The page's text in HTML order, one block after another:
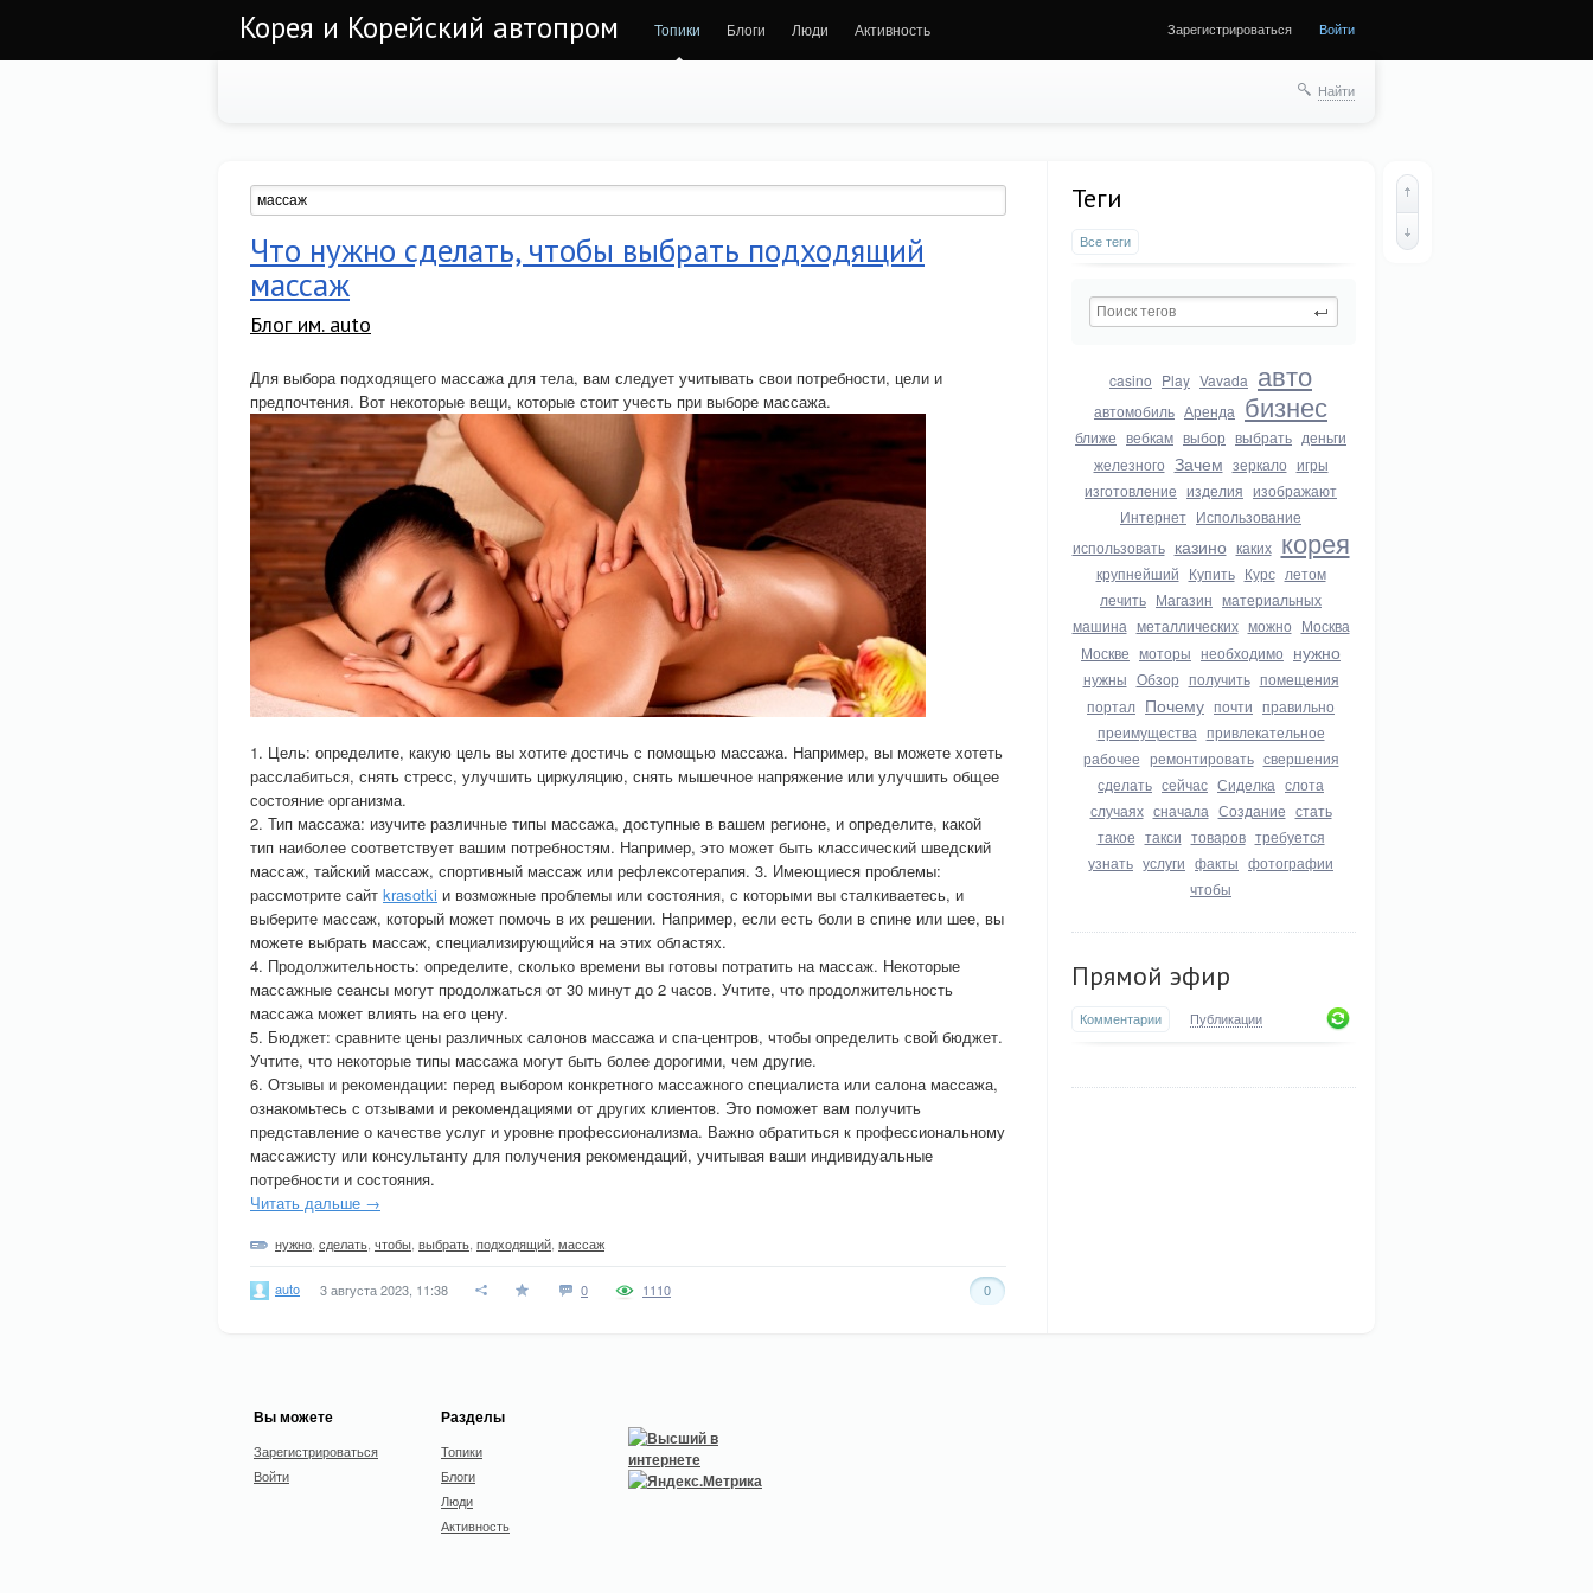
Корея и Корейский автопром Топики Блоги Люди Активность Зарегистрироваться Войти
Найти
Теги
Все теги
casino Play Vavada авто
автомобиль Аренда бизнес
ближе вебкам выбор выбрать деньги
железного Зачем зеркало игры
изготовление изделия изображают
Интернет Использование
использовать казино каких корея
крупнейший Купить Курс летом
лечить Магазин материальных
машина металлических можно Москва
Москве моторы необходимо нужно
нужны Обзор получить помещения
портал Почему почти правильно
преимущества привлекательное
рабочее ремонтировать свершения
сделать сейчас Сиделка слота
случаях сначала Создание стать
такое такси товаров требуется
узнать услуги факты фотографии
чтобы
Прямой эфир
Комментарии Публикации
Что нужно сделать, чтобы выбрать подходящий
массаж
Блог им. auto
Для выбора подходящего массажа для тела, вам следует учитывать свои потребности, цели и
предпочтения. Вот некоторые вещи, которые стоит учесть при выборе массажа.
1. Цель: определите, какую цель вы хотите достичь с помощью массажа. Например, вы можете хотеть
расслабиться, снять стресс, улучшить циркуляцию, снять мышечное напряжение или улучшить общее
состояние организма.
2. Тип массажа: изучите различные типы массажа, доступные в вашем регионе, и определите, какой
тип наиболее соответствует вашим потребностям. Например, это может быть классический шведский
массаж, тайский массаж, спортивный массаж или рефлексотерапия. 3. Имеющиеся проблемы:
рассмотрите сайт krasotki и возможные проблемы или состояния, с которыми вы сталкиваетесь, и
выберите массаж, который может помочь в их решении. Например, если есть боли в спине или шее, вы
можете выбрать массаж, специализирующийся на этих областях.
4. Продолжительность: определите, сколько времени вы готовы потратить на массаж. Некоторые
массажные сеансы могут продолжаться от 30 минут до 2 часов. Учтите, что продолжительность
массажа может влиять на его цену.
5. Бюджет: сравните цены различных салонов массажа и спа-центров, чтобы определить свой бюджет.
Учтите, что некоторые типы массажа могут быть более дорогими, чем другие.
6. Отзывы и рекомендации: перед выбором конкретного массажного специалиста или салона массажа,
ознакомьтесь с отзывами и рекомендациями от других клиентов. Это поможет вам получить
представление о качестве услуг и уровне профессионализма. Важно обратиться к профессиональному
массажисту или консультанту для получения рекомендаций, учитывая ваши индивидуальные
потребности и состояния.
Читать дальше →
нужно сделать чтобы выбрать подходящий массаж
auto 3 августа 2023, 11:38 0 0
1110
Вы можете
Зарегистрироваться
Войти
Разделы
Топики
Блоги
Люди
Активность